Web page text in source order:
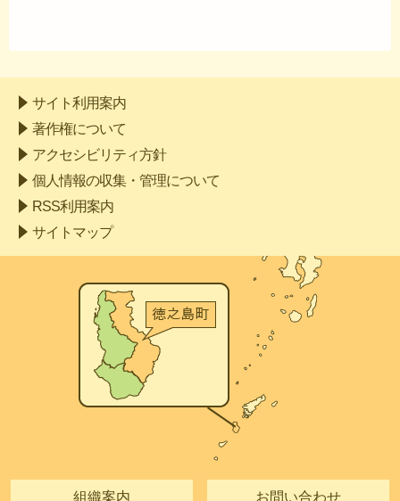
サイト利用案内
著作権について
アクセシビリティ方針
個人情報の収集・管理について
RSS利用案内
サイトマップ
組織案内 お問い合わせ